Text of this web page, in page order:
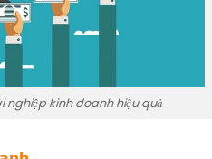
nghiệp kinh doanh hiệu quả